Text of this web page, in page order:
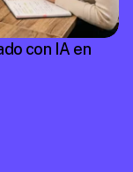
con IA en